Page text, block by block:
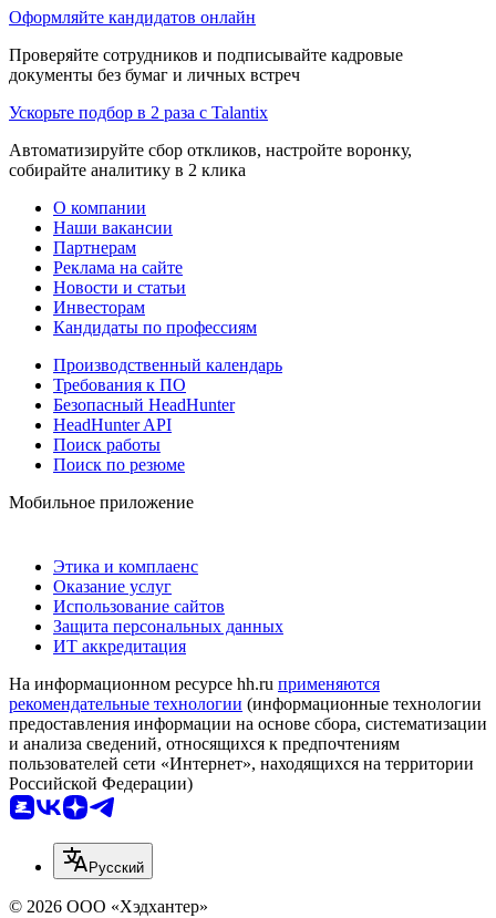
Оформляйте кандидатов онлайн
Проверяйте сотрудников и подписывайте кадровые
документы без бумаг и личных встреч
Ускорьте подбор в 2 раза с Talantix
Автоматизируйте сбор откликов, настройте воронку,
собирайте аналитику в 2 клика
О компании
Наши вакансии
Партнерам
Реклама на сайте
Новости и статьи
Инвесторам
Кандидаты по профессиям
Производственный календарь
Требования к ПО
Безопасный HeadHunter
HeadHunter API
Поиск работы
Поиск по резюме
Мобильное приложение
Этика и комплаенс
Оказание услуг
Использование сайтов
Защита персональных данных
ИТ аккредитация
На информационном ресурсе hh.ru применяются
рекомендательные технологии (информационные технологии
предоставления информации на основе сбора, систематизации
и анализа сведений, относящихся к предпочтениям
пользователей сети «Интернет», находящихся на территории
Российской Федерации)
Русский
© 2026 ООО «Хэдхантер»